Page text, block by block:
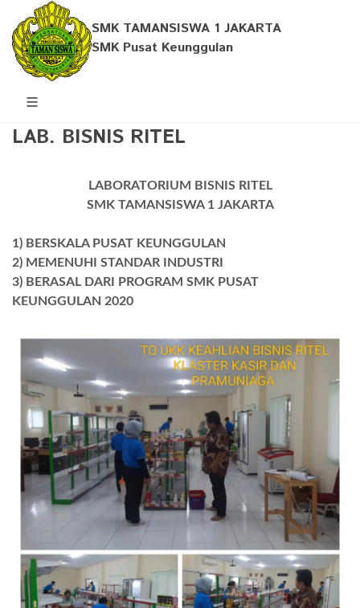
SMK TAMANSISWA 1 JAKARTA
SMK Pusat Keunggulan
LAB. BISNIS RITEL
LABORATORIUM BISNIS RITEL
SMK TAMANSISWA 1 JAKARTA
1) BERSKALA PUSAT KEUNGGULAN
2) MEMENUHI STANDAR INDUSTRI
3) BERASAL DARI PROGRAM SMK PUSAT
KEUNGGULAN 2020